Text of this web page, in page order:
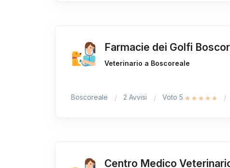
Farmacie dei Golfi
Veterinario a Boscoreale
Boscoreale 2 Avvisi Voto 5
Centro Medico